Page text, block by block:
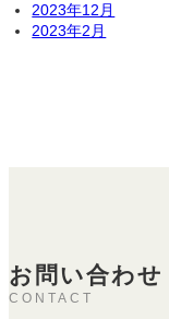
2023年12月
2023年2月
お問い合わせ
CONTACT